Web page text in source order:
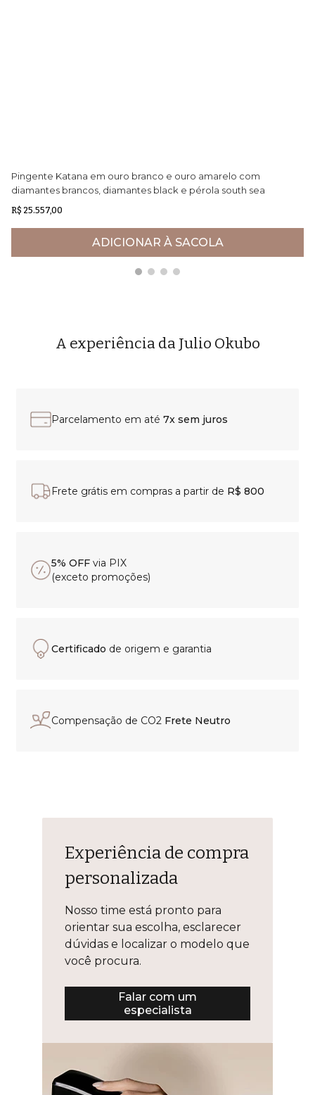
Pingente Katana em ouro branco e ouro amarelo com
diamantes brancos, diamantes black e pérola south sea
negra
R$ 25.557,00
ADICIONAR À SACOLA
A experiência da Julio Okubo
Parcelamento em até 7x sem juros
Frete grátis em compras a partir de R$ 800
5% OFF via PIX
(exceto promoções)
Certificado de origem e garantia
Compensação de CO2 Frete Neutro
Experiência de compra
personalizada
Nosso time está pronto para
orientar sua escolha, esclarecer
dúvidas e localizar o modelo que
você procura.
Falar com um
especialista